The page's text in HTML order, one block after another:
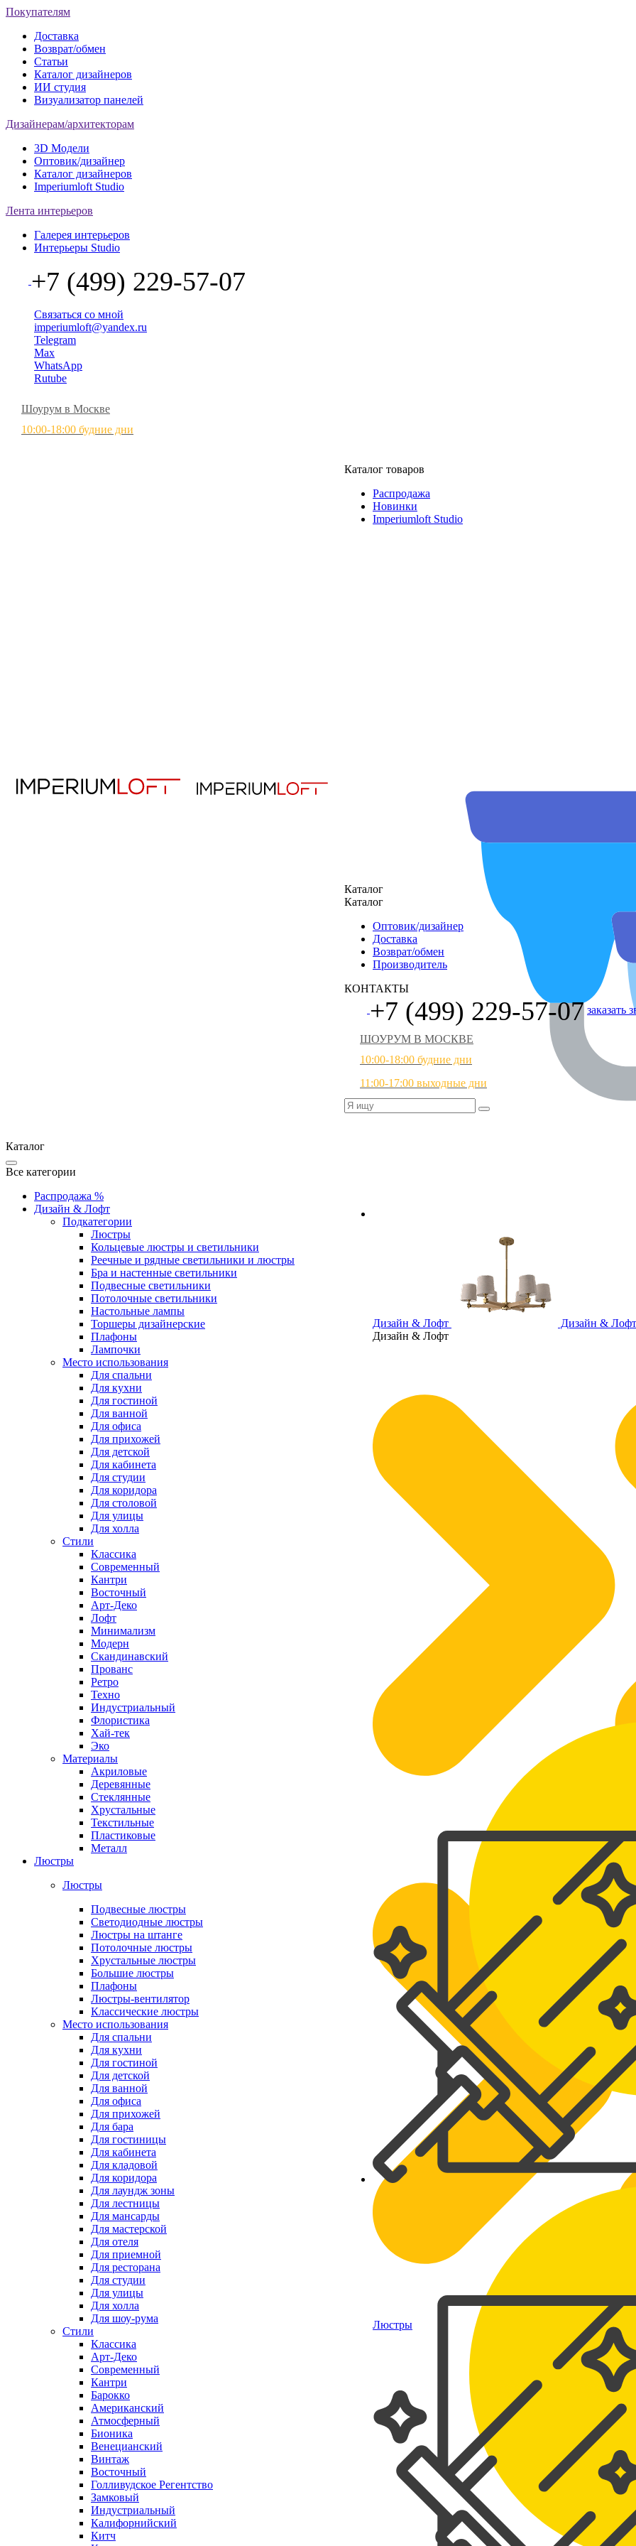
Покупателям
Доставка
Возврат/обмен
Статьи
Каталог дизайнеров
ИИ студия
Визуализатор панелей
Дизайнерам/архитекторам
3D Модели
Оптовик/дизайнер
Каталог дизайнеров
Imperiumloft Studio
Лента интерьеров
Галерея интерьеров
Интерьеры Studio
+7 (499) 229-57-07
Связаться со мной
imperiumloft@yandex.ru
Telegram
Max
WhatsApp
Rutube
Шоурум в Москве
10:00-18:00 будние дни
Каталог товаров
Распродажа
Новинки
Imperiumloft Studio
Дизайн & Лофт
Дизайн & Лофт
Дизайн & Лофт
Люстры
Каталог
Каталог
Оптовик/дизайнер
Доставка
Возврат/обмен
Производитель
КОНТАКТЫ
+7 (499) 229-57-07 заказать
ШОУРУМ В МОСКВЕ
10:00-18:00 будние дни
11:00-17:00 выходные дни
Каталог
Все категории
Распродажа %
Дизайн & Лофт
Подкатегории
Люстры
Кольцевые люстры и светильники
Реечные и рядные светильники и люстры
Бра и настенные светильники
Подвесные светильники
Потолочные светильники
Настольные лампы
Торшеры дизайнерские
Плафоны
Лампочки
Место использования
Для спальни
Для кухни
Для гостиной
Для ванной
Для офиса
Для прихожей
Для детской
Для кабинета
Для студии
Для коридора
Для столовой
Для улицы
Для холла
Стили
Классика
Современный
Кантри
Восточный
Арт-Деко
Лофт
Минимализм
Модерн
Скандинавский
Прованс
Ретро
Техно
Индустриальный
Флористика
Хай-тек
Эко
Материалы
Акриловые
Деревянные
Стеклянные
Хрустальные
Текстильные
Пластиковые
Металл
Люстры
Люстры
Подвесные люстры
Светодиодные люстры
Люстры на штанге
Потолочные люстры
Хрустальные люстры
Большие люстры
Плафоны
Люстры-вентилятор
Классические люстры
Место использования
Для спальни
Для кухни
Для гостиной
Для детской
Для ванной
Для офиса
Для прихожей
Для бара
Для гостиницы
Для кабинета
Для кладовой
Для коридора
Для лаундж зоны
Для лестницы
Для мансарды
Для мастерской
Для отеля
Для приемной
Для ресторана
Для студии
Для улицы
Для холла
Для шоу-рума
Стили
Классика
Арт-Деко
Современный
Кантри
Барокко
Американский
Атмосферный
Бионика
Венецианский
Винтаж
Восточный
Голливудское Регентство
Замковый
Индустриальный
Калифорнийский
Китч